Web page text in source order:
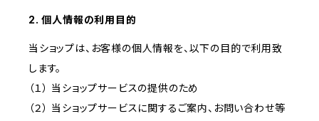
2. 個人情報の利用目的
当ショップは、お客様の個人情報を、以下の目的で利用致
します。
（１） 当ショップサービスの提供のため
（２） 当ショップサービスに関するご案内、お問い合わせ等